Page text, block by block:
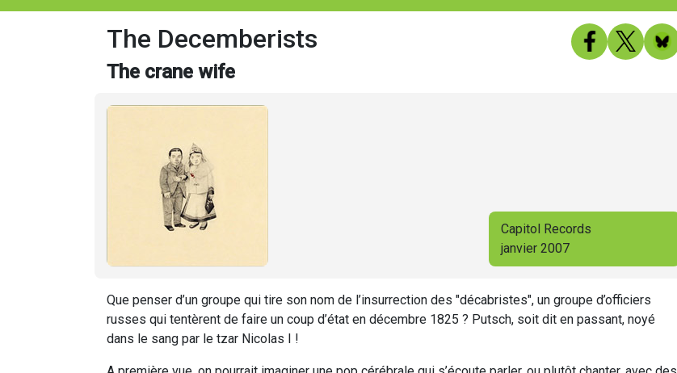
The Decemberists
The crane wife
Capitol Records
janvier 2007
Que penser d’un groupe qui tire son nom de l’insurrection des "décabristes", un groupe d’officiers
russes qui tentèrent de faire un coup d’état en décembre 1825 ? Putsch, soit dit en passant, noyé
dans le sang par le tzar Nicolas I !